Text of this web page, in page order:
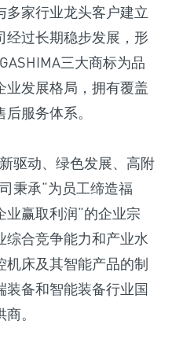
多家行业龙头客户建立
经过长期稳步发展，形
三大商标为品
业发展格局，拥有覆盖
服务体系。
驱动、绿色发展、高附
秉承“为员工缔造福
赢取利润“的企业宗
综合竞争能力和产业水
机床及其智能产品的制
装备和智能装备行业国
。